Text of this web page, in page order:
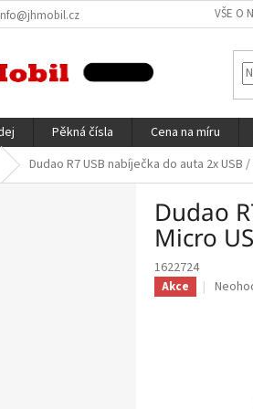
VŠE O
Pěkná čísla Cena na míru
Dudao R7 USB nabíječka do auta 2x USB
Dudao
Micro
1622724
Akce